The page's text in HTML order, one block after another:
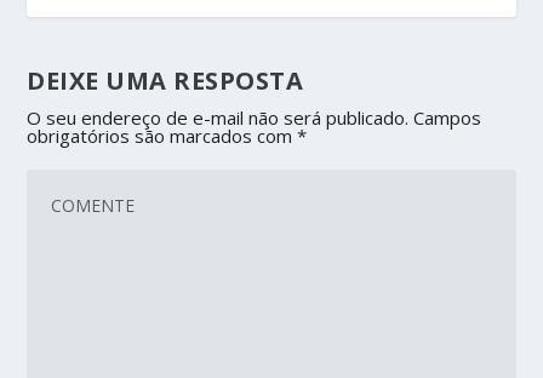
DEIXE UMA RESPOSTA
O seu endereço de e-mail não será publicado. Campos
obrigatórios são marcados com*